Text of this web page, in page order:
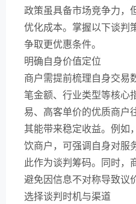
政策虽具备市场竞争力，
优化成本。掌握以下谈判
争取更优惠条件。
明确自身价值定位
商户需提前梳理自身交易
笔金额、行业类型等核心
易、高客单价的优质商户
其能带来稳定收益。例如
饮商户，可强调自身对服
此作为谈判筹码。同时，
避免因信息不对称导致议
选择谈判时机与渠道